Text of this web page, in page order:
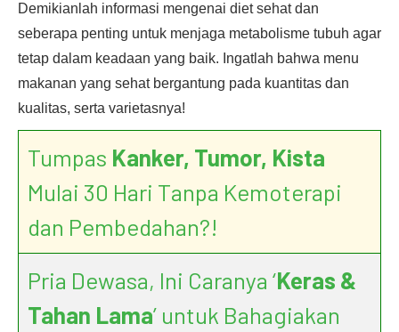
Demikianlah informasi mengenai diet sehat dan
seberapa penting untuk menjaga metabolisme tubuh agar
tetap dalam keadaan yang baik. Ingatlah bahwa menu
makanan yang sehat bergantung pada kuantitas dan
kualitas, serta varietasnya!
Tumpas Kanker, Tumor, Kista
Mulai 30 Hari Tanpa Kemoterapi
dan Pembedahan?!
Pria Dewasa, Ini Caranya ‘Keras &
Tahan Lama’ untuk Bahagiakan